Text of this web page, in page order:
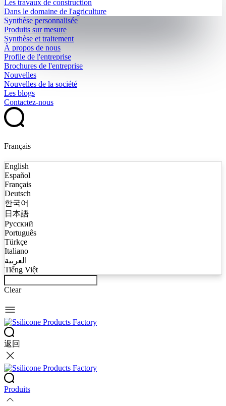
Les travaux de construction
Dans le domaine de l'agriculture
Synthèse personnalisée
Produits sur mesure
Synthèse et traitement
À propos de nous
Profile de l'entreprise
Brochures de l'entreprise
Nouvelles
Nouvelles de la société
Les blogs
Contactez-nous
Français
English
Español
Français
Deutsch
한국어
日本語
Русский
Português
Türkçe
Italiano
العربية
Tiếng Việt
Clear
返回
Produits